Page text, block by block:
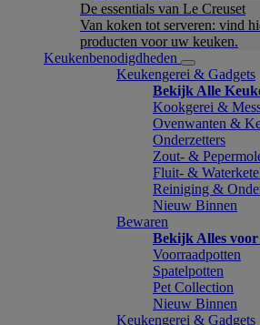
De essentials van Le Creuset
Van koken tot serveren: vind
producten voor uw keuken.
Keukenbenodigdheden
Keukengerei & Gadgets
Bekijk Alle
Kookgerei &
Ovenwanten &
Onderzetters
Zout- &
Fluit- &
Reiniging &
Nieuw Binnen
Bewaren
Bekijk Alles
Voorraadpotten
Spatelpotten
Pet Collection
Nieuw Binnen
Keukengerei & Gadgets